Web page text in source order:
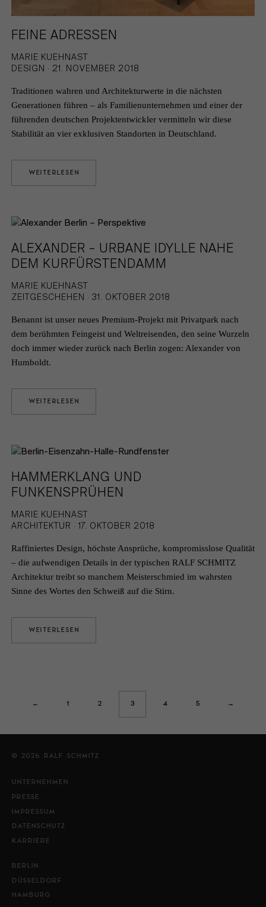
FEINE ADRESSEN
MARIE KUEHNAST
DESIGN · 21. NOVEMBER 2018
Traditionen wahren und Architekturwerte in die nächsten
Generationen führen – als Familienunternehmen und einer der
führenden deutschen Projektentwickler vermitteln wir diese
Stabilität an vier exklusiven Standorten in Deutschland.
WEITERLESEN
ALEXANDER – URBANE IDYLLE NAHE
DEM KURFÜRSTENDAMM
MARIE KUEHNAST
ZEITGESCHEHEN · 31. OKTOBER 2018
Benannt ist unser neues Premium-Projekt mit Privatpark nach
dem berühmten Feingeist und Weltreisenden, den seine Wurzeln
doch immer wieder zurück nach Berlin zogen: Alexander von
Humboldt.
WEITERLESEN
HAMMERKLANG UND
FUNKENSPRÜHEN
MARIE KUEHNAST
ARCHITEKTUR · 17. OKTOBER 2018
Raffiniertes Design, höchste Ansprüche, kompromisslose Qualität
– die aufwendigen Details in der typischen RALF SCHMITZ
Architektur treibt so manchem Meisterschmied im wahrsten
Sinne des Wortes den Schweiß auf die Stirn.
WEITERLESEN
← 1 2 3 4 5 →
© 2026 RALF SCHMITZ
UNTERNEHMEN
PRESSE
IMPRESSUM
DATENSCHUTZ
KARRIERE
BERLIN
DÜSSELDORF
HAMBURG